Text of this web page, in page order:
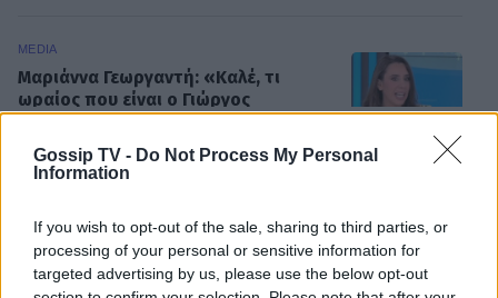
Gossip TV - Do Not Process My Personal
Information
If you wish to opt-out of the sale, sharing to third parties, or
processing of your personal or sensitive information for
targeted advertising by us, please use the below opt-out
MEDIA
Μαριάννα Γεωργαντή: «Καλέ, τι
ωραίος που είναι ο Γιώργος
Φραγκούλης!»
Μάχη για την πρωινή ζώνη τον
Αύγουστο: Οι εκπλήξεις των
καναλιών και τα νούμερα
DPG NETWORK